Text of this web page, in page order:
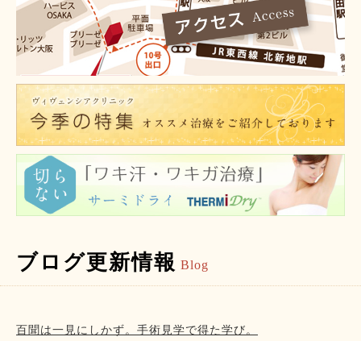
ブログ更新情報 Blog
百聞は一見にしかず。手術見学で得た学び。